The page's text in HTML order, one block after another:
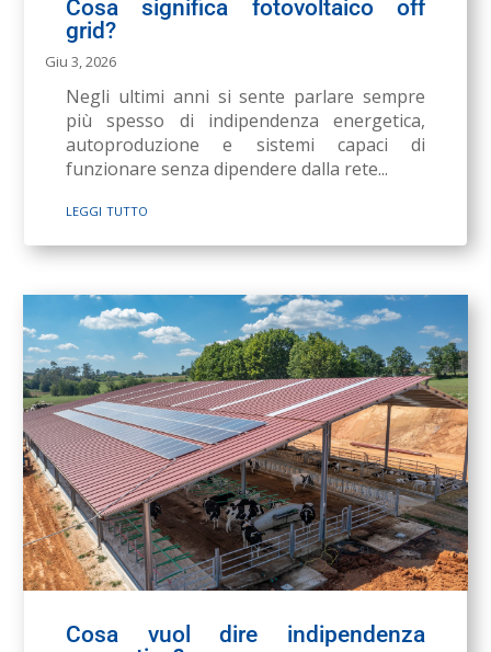
Cosa significa fotovoltaico off
grid?
Giu 3, 2026
Negli ultimi anni si sente parlare sempre
più spesso di indipendenza energetica,
autoproduzione e sistemi capaci di
funzionare senza dipendere dalla rete...
leggi tutto
Cosa vuol dire indipendenza